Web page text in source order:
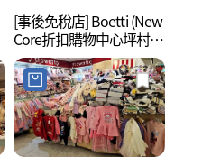
[事後免稅店] Boetti (New
Core折扣購物中心坪村
店)(보에띠 뉴코아아울렛
평촌점)